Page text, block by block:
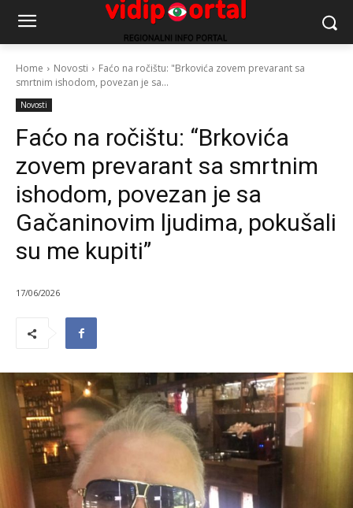
Home Novosti
Faćo na ročištu: "Brkovića zovem prevarant sa
smrtnim ishodom, povezan je sa...
Novosti
Faćo na ročištu: “Brkovića
zovem prevarant sa smrtnim
ishodom, povezan je sa
Gačaninovim ljudima, pokušali
su me kupiti”
17/06/2026